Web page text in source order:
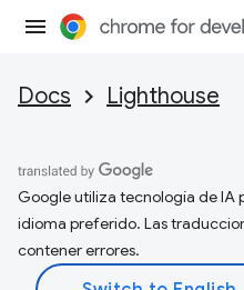
Docs Lighthouse
Google utiliza tecnología de IA
idioma preferido. Las
contener errores.